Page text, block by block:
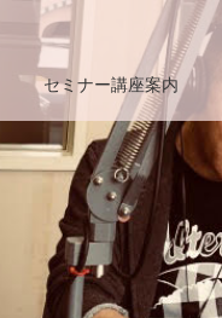
セミナー講座案内